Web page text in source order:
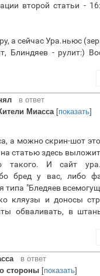
второй статьи -
а сейчас Ура.ньюс
Блиндяев - рулит:)
в ответ
Миасса[показать]
а можно скрин-шот
статью здесь
такого. И сайт
бред у вас, либо
типа "Бледяев
кляузы и доносы
обваливать, в
в ответ
стороны [показать]